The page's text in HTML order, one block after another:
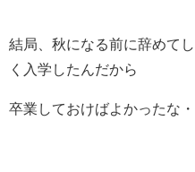
結局、秋になる前に辞めて
く入学したんだから
卒業しておけばよかったな